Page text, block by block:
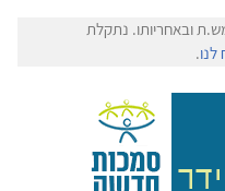
ובאחריותו. נתקלת
לנו.